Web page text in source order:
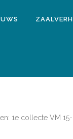
1e collecte VM